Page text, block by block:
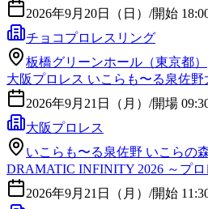
2026年9月20日（日） /開始
チョコプロレスリング
板橋グリーンホール（東京都）
大阪プロレス いこらも〜る泉佐野
2026年9月21日（月） /開場
大阪プロレス
いこらも〜る泉佐野 いこらの
DRAMATIC INFINITY 2026 ～プロ
2026年9月21日（月） /開始